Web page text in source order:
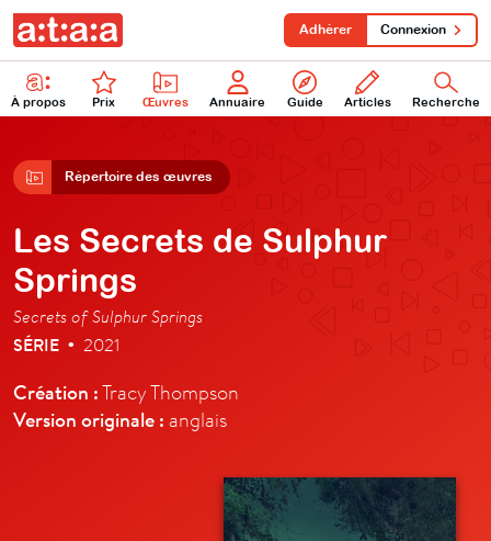
À propos Prix Œuvres Annuaire Guide Articles Recherche
Adhérer Connexion
Répertoire des œuvres
Les Secrets de Sulphur
Springs
Secrets of Sulphur Springs
SÉRIE • 2021
Création :Tracy Thompson
Version originale : anglais